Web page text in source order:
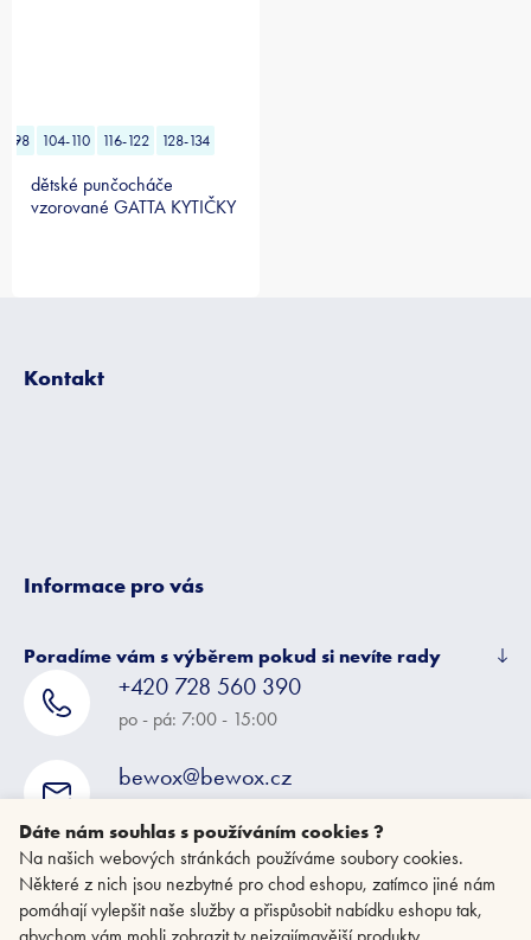
Dáte nám souhlas s používáním cookies ?
Na našich webových stránkách používáme soubory cookies.
Některé z nich jsou nezbytné pro chod eshopu, zatímco jiné nám
pomáhají vylepšit naše služby a přispůsobit nabídku eshopu tak,
98 104-110 116-122 128-134
dětské punčocháče
vzorované GATTA KYTIČKY
Kontakt
Informace pro vás
Poradíme vám s výběrem pokud si nevíte rady
+420 728 560 390
po - pá: 7:00 - 15:00
bewox@bewox.cz